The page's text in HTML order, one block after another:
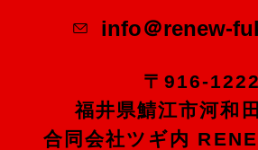
info＠renew-
〒916-1222
福井県鯖江市河和
合同会社ツギ内